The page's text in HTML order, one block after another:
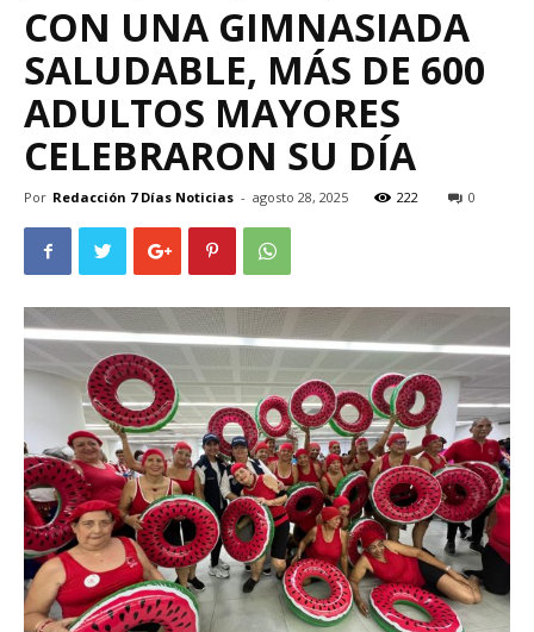
CON UNA GIMNASIADA
SALUDABLE, MÁS DE 600
ADULTOS MAYORES
CELEBRARON SU DÍA
Por Redacción 7 Días Noticias - agosto 28, 2025 222 0